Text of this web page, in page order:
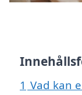
1 Vad kan